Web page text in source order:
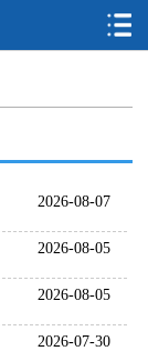
2026-08-07
2026-08-05
2026-08-05
2026-07-30